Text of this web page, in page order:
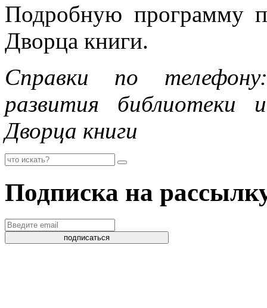
Подробную программу
Дворца книги.
Справки по
развития библиотеки
Дворца книги
Подписка на
подписаться